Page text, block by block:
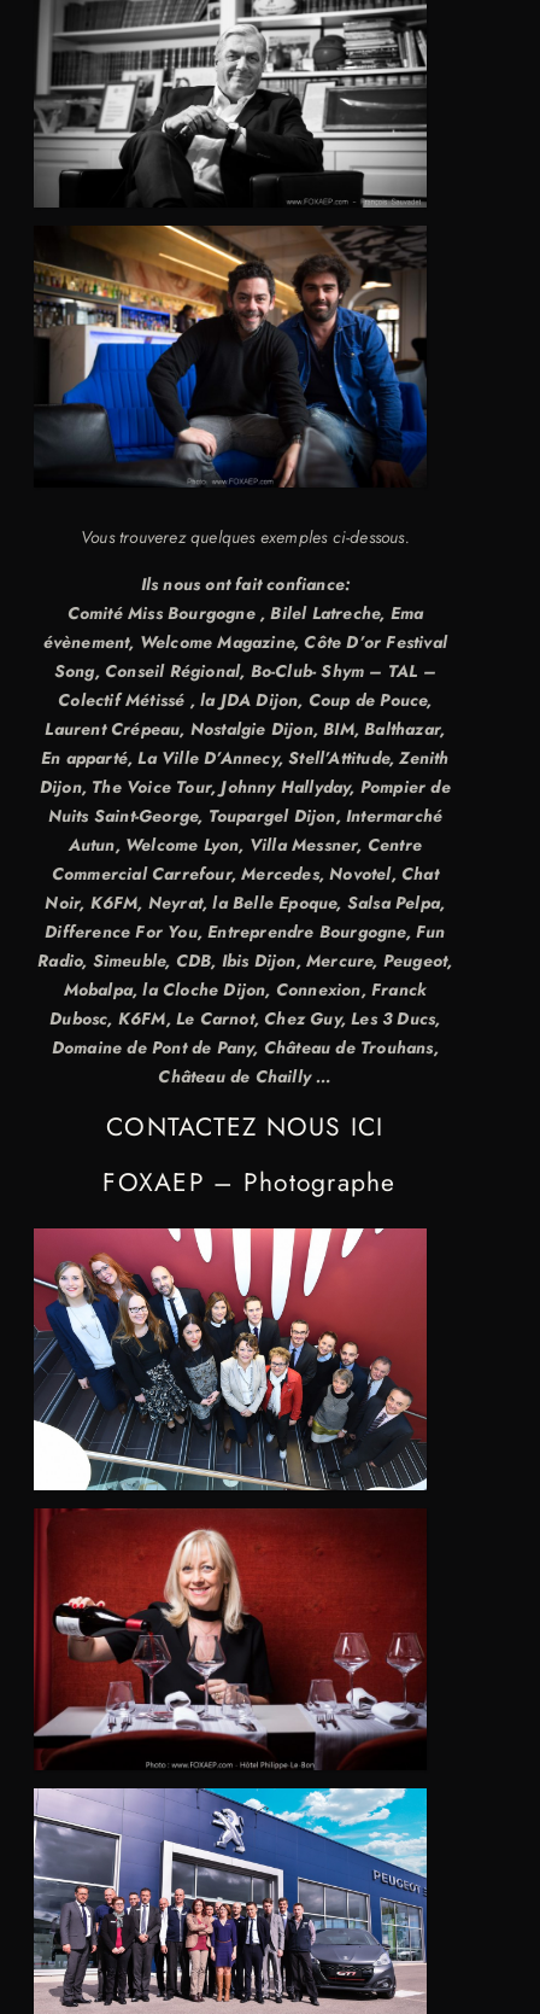
Vous trouverez quelques exemples ci-dessous.
Ils nous ont fait confiance:
Comité Miss Bourgogne , Bilel Latreche, Ema
évènement, Welcome Magazine, Côte D’or Festival
Song, Conseil Régional, Bo-Club- Shym – TAL –
Colectif Métissé , la JDA Dijon, Coup de Pouce,
Laurent Crépeau, Nostalgie Dijon, BIM, Balthazar,
En apparté, La Ville D’Annecy, Stell’Attitude, Zenith
Dijon, The Voice Tour, Johnny Hallyday, Pompier de
Nuits Saint-George, Toupargel Dijon, Intermarché
Autun, Welcome Lyon, Villa Messner, Centre
Commercial Carrefour, Mercedes, Novotel, Chat
Noir, K6FM, Neyrat, la Belle Epoque, Salsa Pelpa,
Difference For You, Entreprendre Bourgogne, Fun
Radio, Simeuble, CDB, Ibis Dijon, Mercure, Peugeot,
Mobalpa, la Cloche Dijon, Connexion, Franck
Dubosc, K6FM, Le Carnot, Chez Guy, Les 3 Ducs,
Domaine de Pont de Pany, Château de Trouhans,
Château de Chailly …
CONTACTEZ NOUS ICI
FOXAEP – Photographe